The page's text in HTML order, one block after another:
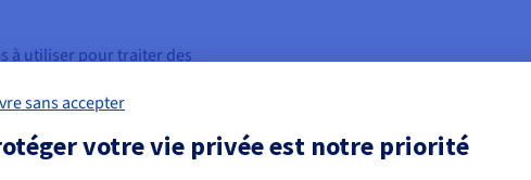
à utiliser pour traiter des
plug-and-play, vous pouvez
à l'utiliser
sans accepter
votre vie privée est notre priorité